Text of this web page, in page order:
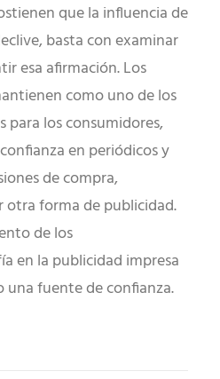
que la influencia de
basta con examinar
esa afirmación. Los
como uno de los
para los consumidores,
en periódicos y
de compra,
otra forma de publicidad.
de los
en la publicidad impresa
una fuente de confianza.